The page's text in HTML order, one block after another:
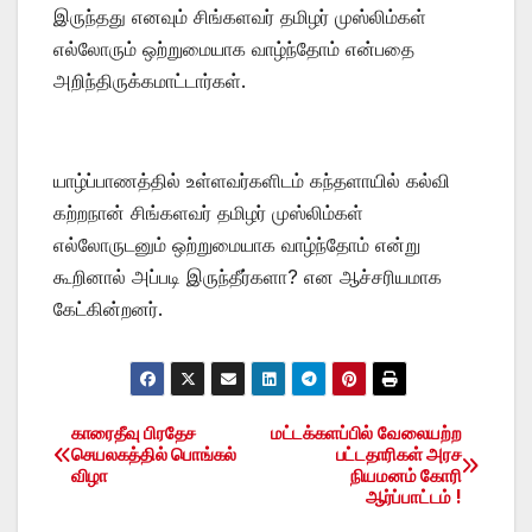
இருந்தது எனவும் சிங்களவர் தமிழர் முஸ்லிம்கள்
எல்லோரும் ஒற்றுமையாக வாழ்ந்தோம் என்பதை
அறிந்திருக்கமாட்டார்கள்.
யாழ்ப்பாணத்தில் உள்ளவர்களிடம் கந்தளாயில் கல்வி
கற்றநான் சிங்களவர் தமிழர் முஸ்லிம்கள்
எல்லோருடனும் ஒற்றுமையாக வாழ்ந்தோம் என்று
கூறினால் அப்படி இருந்தீர்களா? என ஆச்சரியமாக
கேட்கின்றனர்.
Post
navigation
மட்டக்களப்பில் வேலையற்ற
பட்டதாரிகள் அரச
நியமனம் கோரி
ஆர்ப்பாட்டம் !
காரைதீவு பிரதேச
செயலகத்தில் பொங்கல்
விழா